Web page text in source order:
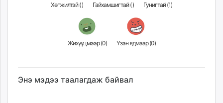
Хөгжилтэй () Гайхамшигтай () Гунигтай (1)
Жихүүцмээр (0) Үзэн ядмаар (0)
Энэ мэдээ таалагдаж байвал